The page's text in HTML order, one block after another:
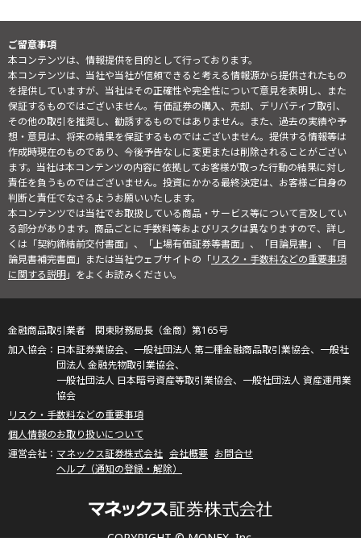
ご留意事項
本コンテンツは、情報提供を目的として行っております。
本コンテンツは、当社や当社が信頼できると考える情報源から提供されたもの
を提供していますが、当社はその正確性や完全性について意見を表明し、また
保証するものではございません。有価証券の購入、売却、デリバティブ取引、
その他の取引を推奨し、勧誘するものではありません。また、過去の実績や予
想・意見は、将来の結果を保証するものではございません。提供する情報等は
作成時現在のものであり、今後予告なしに変更または削除されることがござい
ます。当社は本コンテンツの内容に依拠してお客様が取った行動の結果に対し
責任を負うものではございません。投資にかかる最終決定は、お客様ご自身の
判断と責任でなさるようお願いいたします。
本コンテンツでは当社でお取扱している商品・サービス等について言及してい
る部分があります。商品ごとに手数料等およびリスクは異なりますので、詳し
くは「契約締結前交付書面」、「上場有価証券等書面」、「目論見書」、「目
論見書補完書面」または当社ウェブサイトの「リスク・手数料などの重要事項
に関する説明」をよくお読みください。
COPYRIGHT © MONEX, Inc.
金融商品取引業者 関東財務局長（金商）第165号
日本証券業協会、一般社団法人 第二種金融商品取引業協会、一般社
団法人 金融先物取引業協会、
一般社団法人 日本暗号資産等取引業協会、一般社団法人 資産運用業
協会
リスク・手数料などの重要事項
個人情報のお取り扱いについて
マネックス証券株式会社 会社概要 お問合せ
ヘルプ（通知の登録・解除）